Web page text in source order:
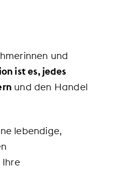
und
ist es, jedes
und den Handel
lebendige,
Ihre